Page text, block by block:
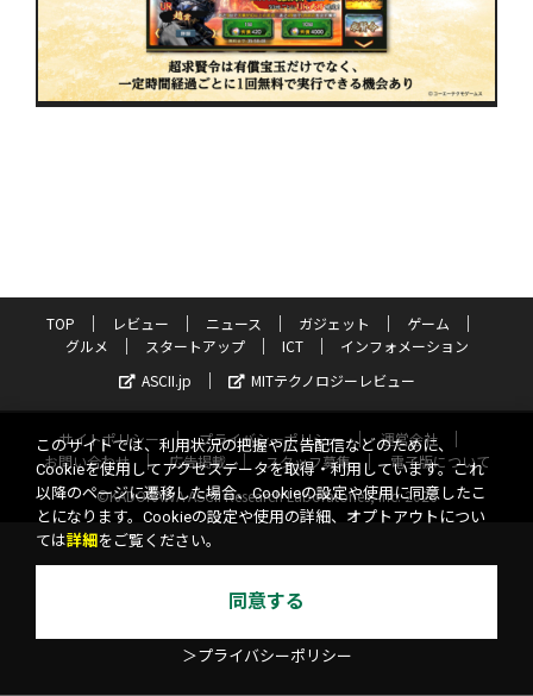
TOP レビュー ニュース ガジェット
ゲーム
グルメ
スタートアップ ICT
インフォメーション
ASCII.jp
MITテクノロジーレビュー
サイトポリシー プライバシーポリシー
運営会社
お問い合わせ
広告掲載 スタッフ募集
電子版について
©KADOKAWA ASCII Research Laboratories, Inc. 2026
このサイトでは、利用状況の把握や広告配信などのために、
Cookieを使用してアクセスデータを取得・利用しています。これ
以降のページに遷移した場合、Cookieの設定や使用に同意したこ
とになります。Cookieの設定や使用の詳細、オプトアウトについ
ては詳細 をご覧ください。
同意する
＞プライバシーポリシー